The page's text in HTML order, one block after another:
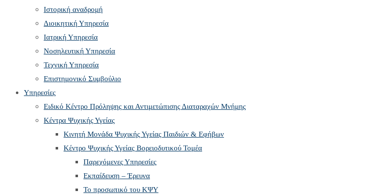
Ιστορική αναδρομή
Διοικητική Υπηρεσία
Ιατρική Υπηρεσία
Νοσηλευτική Υπηρεσία
Τεχνική Υπηρεσία
Επιστημονικό Συμβούλιο
Υπηρεσίες
Ειδικό Κέντρο Πρόληψης και Αντιμετώπισης Διαταραχών Μνήμης
Κέντρα Ψυχικής Υγείας
Κινητή Μονάδα Ψυχικής Υγείας Παιδιών & Εφήβων
Kέντρο Ψυχικής Υγείας Βορειοδυτικού Τομέα
Παρεχόμενες Υπηρεσίες
Εκπαίδευση – Έρευνα
Το προσωπικό του ΚΨΥ